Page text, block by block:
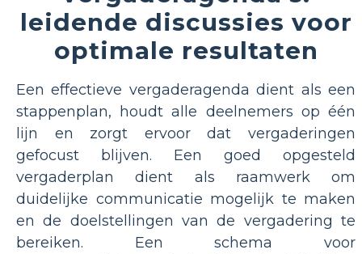
leidende discussies voor
optimale resultaten
Een effectieve vergaderagenda dient als een
stappenplan, houdt alle deelnemers op één
lijn en zorgt ervoor dat vergaderingen
gefocust blijven. Een goed opgesteld
vergaderplan dient als raamwerk om
duidelijke communicatie mogelijk te maken
en de doelstellingen van de vergadering te
bereiken. Een schema voor